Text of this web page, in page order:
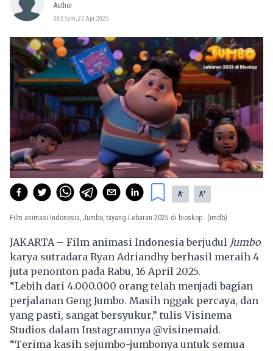
Author
08:04pm, 25 Apr, 2025
A- A+
Film animasi Indonesia, Jumbo, tayang Lebaran 2025 di bioskop. (imdb)
JAKARTA – Film animasi Indonesia berjudul Jumbo
karya sutradara Ryan Adriandhy berhasil meraih 4
juta penonton pada Rabu, 16 April 2025.
“Lebih dari 4.000.000 orang telah menjadi bagian
perjalanan Geng Jumbo. Masih nggak percaya, dan
yang pasti, sangat bersyukur,” tulis Visinema
Studios dalam Instagramnya @visinemaid.
“Terima kasih sejumbo-jumbonya untuk semua